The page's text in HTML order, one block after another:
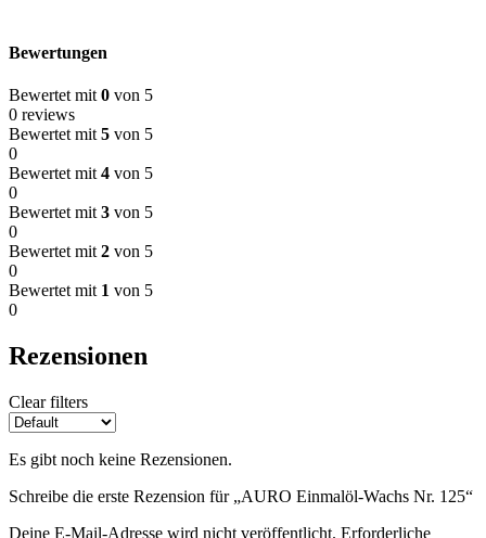
Bewertungen
Bewertet mit 0 von 5
0 reviews
Bewertet mit 5 von 5
0
Bewertet mit 4 von 5
0
Bewertet mit 3 von 5
0
Bewertet mit 2 von 5
0
Bewertet mit 1 von 5
0
Rezensionen
Clear filters
Es gibt noch keine Rezensionen.
Schreibe die erste Rezension für „AURO Einmalöl-Wachs Nr. 125“
Deine E-Mail-Adresse wird nicht veröffentlicht. Erforderliche